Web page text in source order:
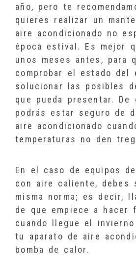
año, pero te
quieres realizar un
aire acondicionado no
época estival. Es mejor
unos meses antes, para
comprobar el estado del
solucionar las posibles
que pueda presentar. De
podrás estar seguro de
aire acondicionado
temperaturas no den
En el caso de equipos
con aire caliente, debes
misma norma; es decir,
de que empiece a hacer
cuando llegue el
tu aparato de aire
bomba de calor.